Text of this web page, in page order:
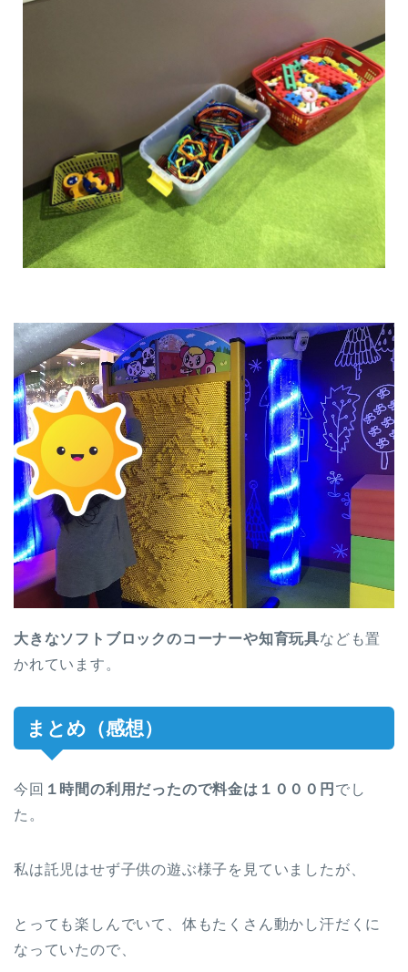
大きなソフトブロックのコーナーや知育玩具なども置
かれています。
まとめ（感想）
今回 １時間の利用だったので料金は１０００円 でし
た。
私は託児はせず子供の遊ぶ様子を見ていましたが、
とっても楽しんでいて、体もたくさん動かし汗だくに
なっていたので、